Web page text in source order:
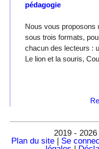
pédagogie
Nous vous proposons
sous trois formats,
chacun des lecteurs :
Le lion et la souris,
2019 -
Plan du site| Se